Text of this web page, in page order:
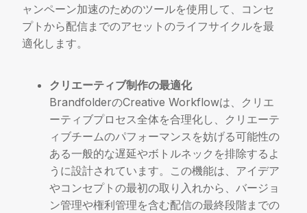
ャンペーン加速のためのツールを使用して、コンセ
プトから配信までのアセットのライフサイクルを最
適化します。
クリエーティブ制作の最適化
BrandfolderのCreative Workflowは、クリエ
ーティブプロセス全体を合理化し、クリエーテ
ィブチームのパフォーマンスを妨げる可能性の
ある一般的な遅延やボトルネックを排除するよ
うに設計されています。この機能は、アイデア
やコンセプトの最初の取り入れから、バージョ
ン管理や権利管理を含む配信の最終段階までの